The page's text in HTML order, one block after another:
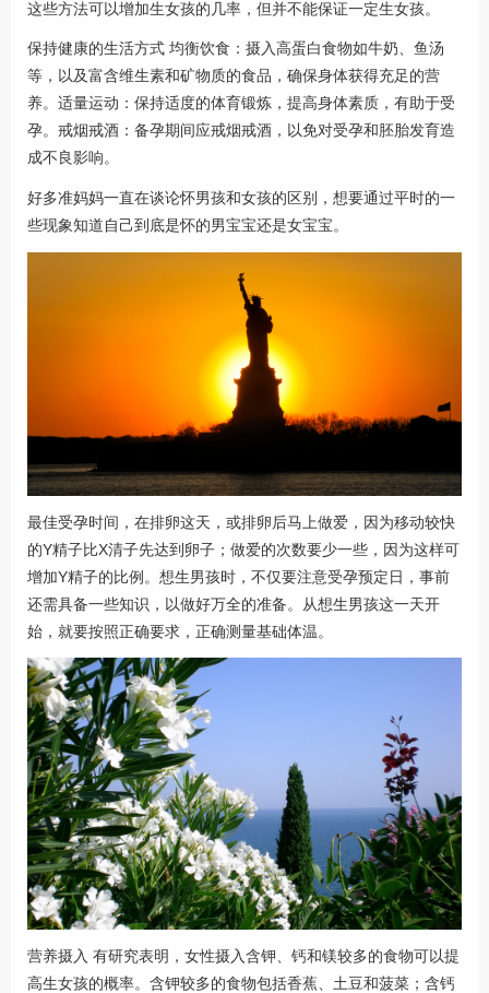
这些方法可以增加生女孩的几率，但并不能保证一定生女孩。
保持健康的生活方式 均衡饮食：摄入高蛋白食物如牛奶、鱼汤
等，以及富含维生素和矿物质的食品，确保身体获得充足的营
养。适量运动：保持适度的体育锻炼，提高身体素质，有助于受
孕。戒烟戒酒：备孕期间应戒烟戒酒，以免对受孕和胚胎发育造
成不良影响。
好多准妈妈一直在谈论怀男孩和女孩的区别，想要通过平时的一
些现象知道自己到底是怀的男宝宝还是女宝宝。
最佳受孕时间，在排卵这天，或排卵后马上做爱，因为移动较快
的Y精子比X清子先达到卵子；做爱的次数要少一些，因为这样可
增加Y精子的比例。想生男孩时，不仅要注意受孕预定日，事前
还需具备一些知识，以做好万全的准备。从想生男孩这一天开
始，就要按照正确要求，正确测量基础体温。
营养摄入 有研究表明，女性摄入含钾、钙和镁较多的食物可以提
高生女孩的概率。含钾较多的食物包括香蕉、土豆和菠菜；含钙